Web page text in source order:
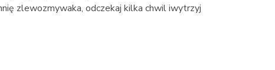
zlewozmywaka, odczekaj kilka chwil iwytrzyj